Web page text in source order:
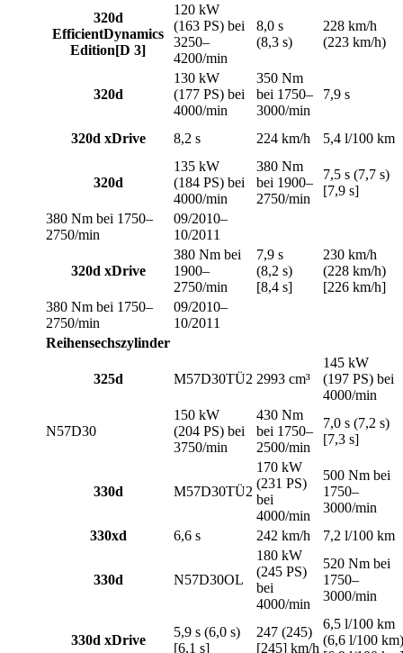
320d
EfficientDynamics
Edition[D 3]
120 kW
(163 PS) bei
3250–
4200/min
8,0 s
(8,3 s)
228 km/h
(223 km/h)
320d
130 kW
(177 PS) bei
4000/min
350 Nm
bei 1750–
3000/min
7,9 s
320d xDrive 8,2 s 224 km/h 5,4 l/100 km
320d
135 kW
(184 PS) bei
4000/min
380 Nm
bei 1900–
2750/min
7,5 s (7,7 s)
[7,9 s]
380 Nm bei 1750–
2750/min
09/2010–
10/2011
320d xDrive
380 Nm bei
1900–
2750/min
7,9 s
(8,2 s)
[8,4 s]
230 km/h
(228 km/h)
[226 km/h]
380 Nm bei 1750–
2750/min
09/2010–
10/2011
Reihensechszylinder
325d M57D30TÜ2 2993 cm³
145 kW
(197 PS) bei
4000/min
N57D30
150 kW
(204 PS) bei
3750/min
430 Nm
bei 1750–
2500/min
7,0 s (7,2 s)
[7,3 s]
330d M57D30TÜ2
170 kW
(231 PS)
bei
4000/min
500 Nm bei
1750–
3000/min
330xd
6,6 s 242 km/h 7,2 l/100 km
330d N57D30OL
180 kW
(245 PS)
bei
4000/min
520 Nm bei
1750–
3000/min
330d xDrive
5,9 s (6,0 s)
[6,1 s]
247 (245)
[245] km/h
6,5 l/100 km
(6,6 l/100 km)